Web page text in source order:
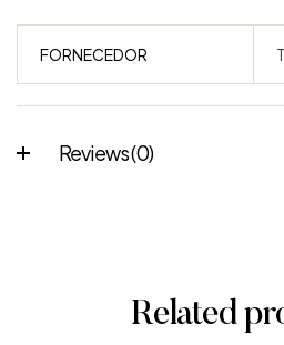
FORNECEDOR
Reviews (0)
Related